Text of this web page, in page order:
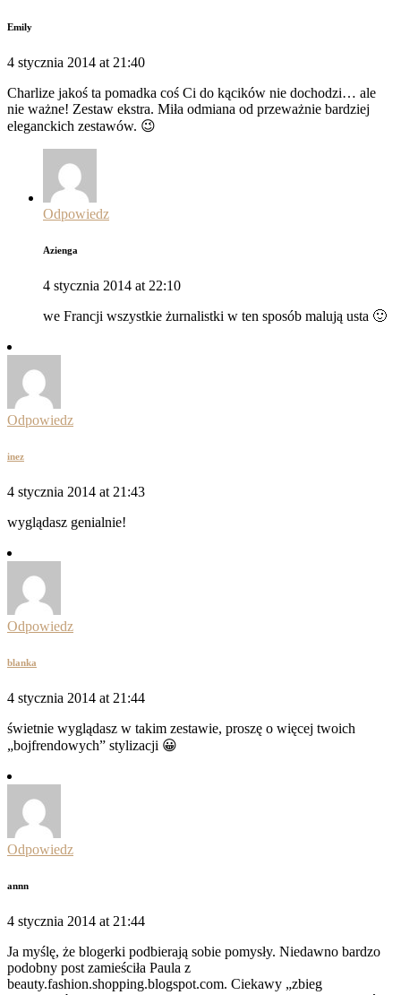
Emily
4 stycznia 2014 at 21:40
Charlize jakoś ta pomadka coś Ci do kącików nie dochodzi… ale
nie ważne! Zestaw ekstra. Miła odmiana od przeważnie bardziej
eleganckich zestawów. 😉
Odpowiedz
Azienga
4 stycznia 2014 at 22:10
we Francji wszystkie żurnalistki w ten sposób malują usta 🙂
Odpowiedz
inez
4 stycznia 2014 at 21:43
wyglądasz genialnie!
Odpowiedz
blanka
4 stycznia 2014 at 21:44
świetnie wyglądasz w takim zestawie, proszę o więcej twoich
„bojfrendowych” stylizacji 😀
Odpowiedz
annn
4 stycznia 2014 at 21:44
Ja myślę, że blogerki podbierają sobie pomysły. Niedawno bardzo
podobny post zamieściła Paula z
beauty.fashion.shopping.blogspot.com. Ciekawy „zbieg